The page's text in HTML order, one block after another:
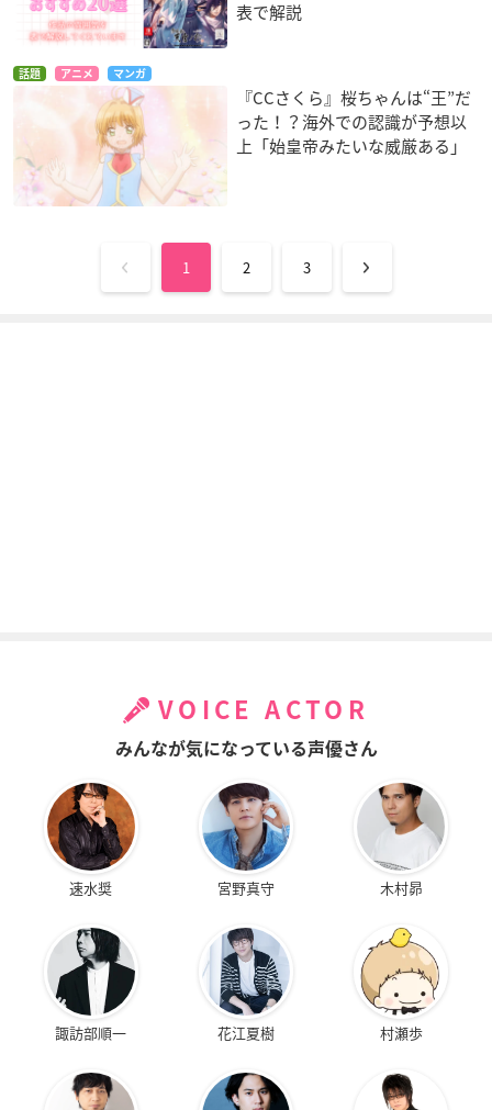
表で解説
話題 アニメ マンガ
『CCさくら』桜ちゃんは“王”だ
った！？海外での認識が予想以
上「始皇帝みたいな威厳ある」
1 2 3
VOICE ACTOR
みんなが気になっている声優さん
速水奨 宮野真守 木村昴
諏訪部順一 花江夏樹 村瀬歩